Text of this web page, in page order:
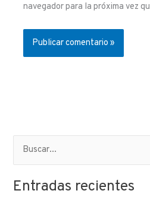
navegador para la próxima vez
s
Entradas recientes